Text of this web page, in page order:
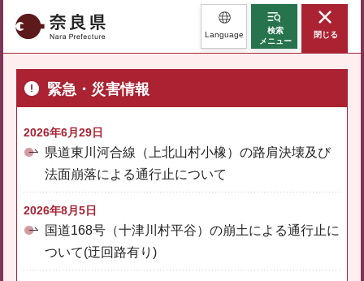
奈良県 Language
検索
メニュー
閉じる
緊急・災害情報
2026年6月29日
県道東川河合線（上北山村小橡）の路肩決壊及び
法面崩落による通行止について
2026年8月5日
国道168号（十津川村平谷）の崩土による通行止に
ついて(迂回路有り)